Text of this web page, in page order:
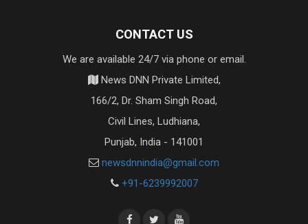
CONTACT US
We are available 24/7 via phone or email.
News DNN Private Limited,
166/2, Dr. Sham Singh Road,
Civil Lines, Ludhiana,
Punjab, India - 141001
newsdnnindia@gmail.com
+91-6239992007